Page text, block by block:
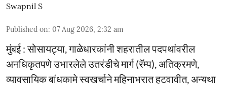
Swapnil S
Published on: 07 Aug 2026, 2:32 am
मुंबई : सोसायट्या, गाळेधारकांनी शहरातील पदपथांवरील
अनधिकृतपणे उभारलेले उतरंडीचे मार्ग (रॅम्प), अतिक्रमणे,
व्यावसायिक बांधकामे स्वखर्चाने महिनाभरात हटवावीत, अन्यथा